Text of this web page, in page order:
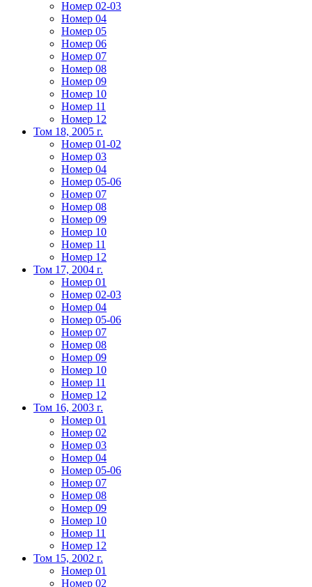
Номер 02-03
Номер 04
Номер 05
Номер 06
Номер 07
Номер 08
Номер 09
Номер 10
Номер 11
Номер 12
Том 18, 2005 г.
Номер 01-02
Номер 03
Номер 04
Номер 05-06
Номер 07
Номер 08
Номер 09
Номер 10
Номер 11
Номер 12
Том 17, 2004 г.
Номер 01
Номер 02-03
Номер 04
Номер 05-06
Номер 07
Номер 08
Номер 09
Номер 10
Номер 11
Номер 12
Том 16, 2003 г.
Номер 01
Номер 02
Номер 03
Номер 04
Номер 05-06
Номер 07
Номер 08
Номер 09
Номер 10
Номер 11
Номер 12
Том 15, 2002 г.
Номер 01
Номер 02